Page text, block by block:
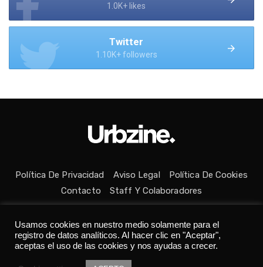
1.0K+ likes
Twitter
1.10K+ followers
Política De Privacidad Aviso Legal
Política De Cookies
Contacto
Staff Y Colaboradores
Todos los derechos reservados © Medio fundado con ❤ en
Usamos cookies en nuestro medio solamente para el
registro de datos analíticos. Al hacer clic en "Aceptar",
aceptas el uso de las cookies y nos ayudas a crecer.